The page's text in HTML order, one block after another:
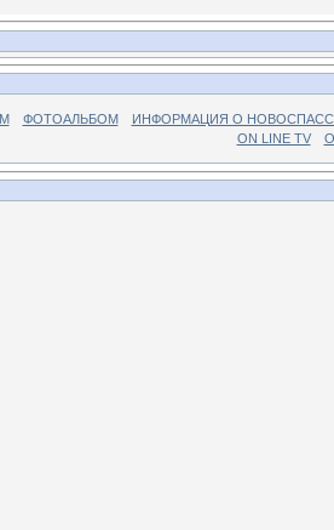
ФОТОАЛЬБОМ
ИНФОРМАЦИЯ О
ON LINE TV